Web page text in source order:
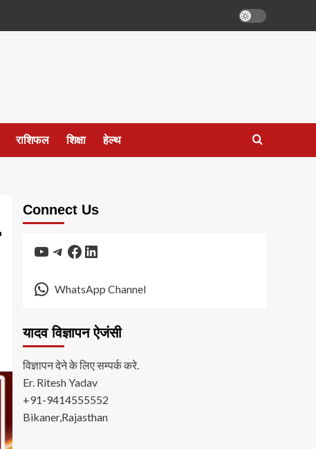
राशिफल शिक्षा हेल्थ
Connect Us
YouTube
Telegram
Facebook
LinkedIn
WhatsApp Channel
यादव विज्ञापन ऐजंसी
विज्ञापन देने के लिए सम्पर्क करे.
Er. Ritesh Yadav
+91-9414555552
Bikaner,Rajasthan